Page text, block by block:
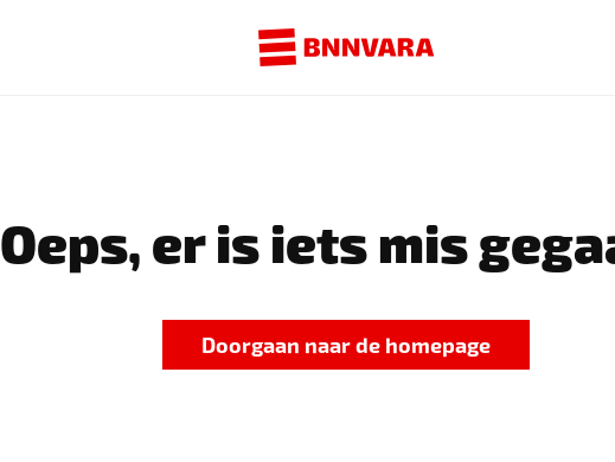
Oeps, er is iets mis
Doorgaan naar de homepage